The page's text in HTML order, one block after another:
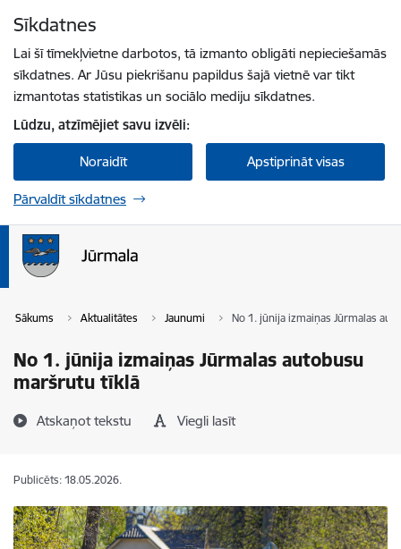
Sīkdatnes
Lai šī tīmekļvietne darbotos, tā izmanto obligāti nepieciešamās
sīkdatnes. Ar Jūsu piekrišanu papildus šajā vietnē var tikt
izmantotas statistikas un sociālo mediju sīkdatnes.
Lūdzu, atzīmējiet savu izvēli:
Noraidīt Apstiprināt visas
Pārvaldīt sīkdatnes
Sākums Aktualitātes Jaunumi No 1. jūnija izmaiņas Jūrmalas
No 1. jūnija izmaiņas Jūrmalas autobusu
maršrutu tīklā
Atskaņot tekstu Viegli lasīt
Publicēts: 18.05.2026.